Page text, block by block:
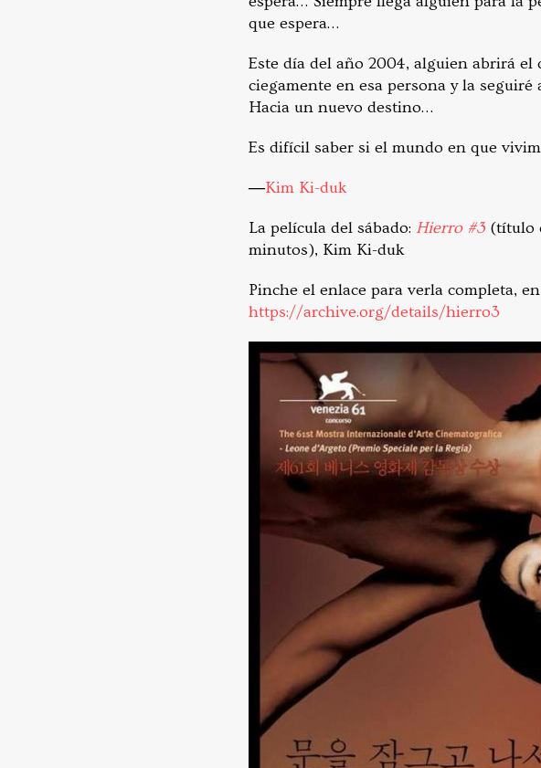
que espera…
Este día del año 2004, alguien abrirá
ciegamente en esa persona y la
Hacia un nuevo destino…
Es difícil saber si el mundo en que
―Kim Ki-duk
La película del sábado: Hierro #3 (título
minutos), Kim Ki-duk
Pinche el enlace para verla completa,
https://archive.org/details/hierro3